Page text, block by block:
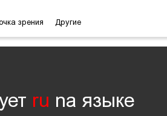
зрения Другие
ru nа языке